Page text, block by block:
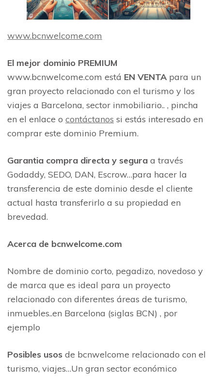
www.bcnwelcome.com
El mejor dominio PREMIUM
www.bcnwelcome.com está EN VENTApara un
gran proyecto relacionado con el turismo y los
viajes a Barcelona, sector inmobiliario.. , pincha
en el enlace o contáctanos si estás interesado en
comprar este dominio Premium.
Garantia compra directa y segura a través
Godaddy, SEDO, DAN, Escrow…para hacer la
transferencia de este dominio desde el cliente
actual hasta transferirlo a su propiedad en
brevedad.
Acerca de bcnwelcome.com
Nombre de dominio corto, pegadizo, novedoso y
de marca que es ideal para un proyecto
relacionado con diferentes áreas de turismo,
inmuebles..en Barcelona (siglas BCN) , por
ejemplo
Posibles usos de bcnwelcome relacionado con el
turismo, viajes…Un gran sector económico